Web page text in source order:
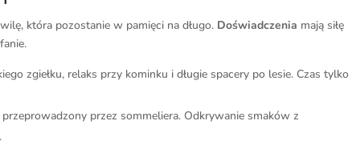
która pozostanie w pamięci na długo. Doświadczenia mają siłę
zgiełku, relaks przy kominku i długie spacery po lesie. Czas tylko
przez sommeliera. Odkrywanie smaków z